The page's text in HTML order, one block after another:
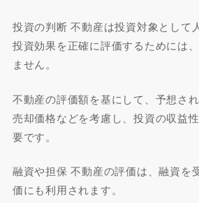
投資の判断 不動産は投資対象として
投資効果を正確に評価するためには
ません。
不動産の評価額を基にして、予想さ
売却価格などを考慮し、投資の収益
要です。
融資や担保 不動産の評価は、融資を
価にも利用されます。